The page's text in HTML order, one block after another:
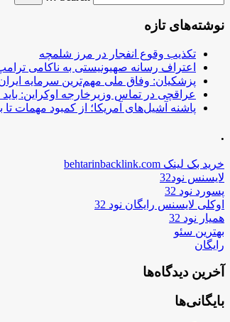
نوشته‌های تازه
تکذیب وقوع انفجار در مرز شلمچه
اعتراف رسانه صهیونیستی به ناکامی
پزشکیان: وفاق ملی مهم‌ترین سرمایه
عراقچی در تماس وزیرخارجه اوکراین:
پاشنه آشیل‌های آمریکا؛ از کمبود مهمات
.
خرید بک لینک behtarinbacklink.com
لایسنس نود32
پسورد نود 32
اوکلی لایسنس رایگان نود 32
همیار نود 32
بهترین سئو
رایگان
آخرین دیدگاه‌ها
بایگانی‌ها